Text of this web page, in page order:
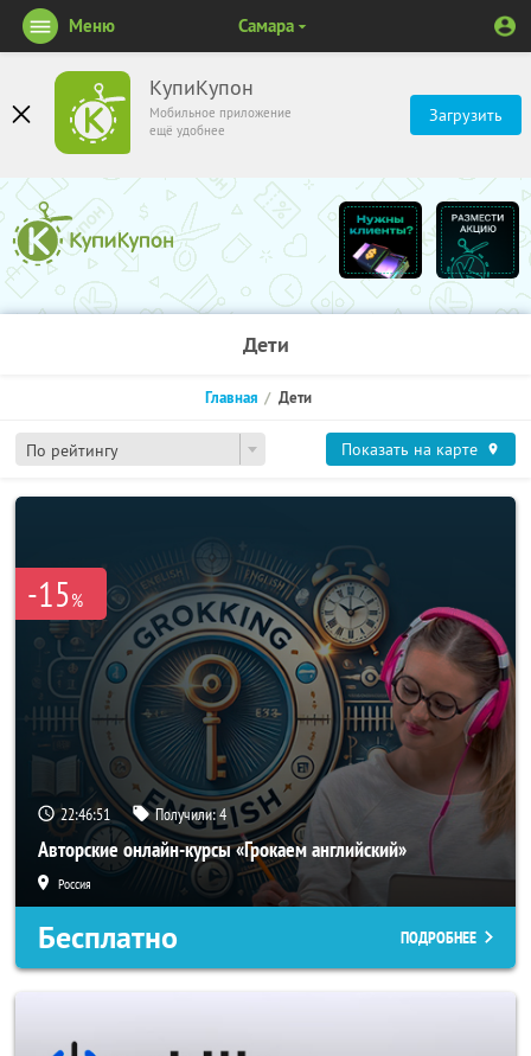
КупиКупон
Мобильное приложение
ещё удобнее
Загрузить
Меню Самара
Дети
По рейтингу
Главная Дети
Показать на карте
-15%
22:46:51 Получили:4
Авторские онлайн-курсы «Грокаем английский»
Россия
Бесплатно ПОДРОБНЕЕ